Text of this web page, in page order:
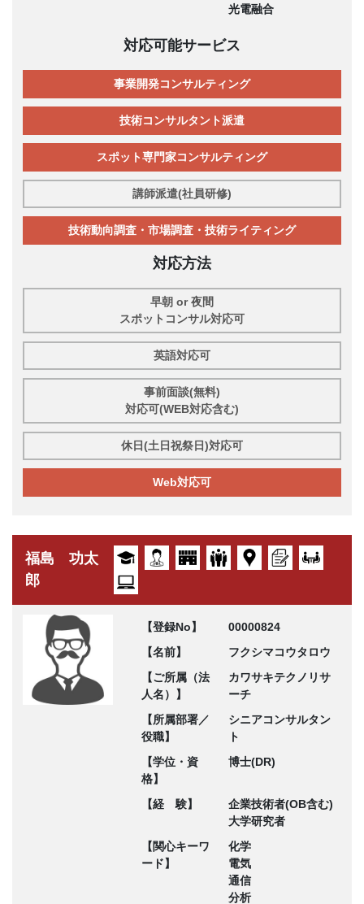
光電融合
対応可能サービス
事業開発コンサルティング
技術コンサルタント派遣
スポット専門家コンサルティング
講師派遣(社員研修)
技術動向調査・市場調査・技術ライティング
対応方法
早朝 or 夜間
スポットコンサル対応可
英語対応可
事前面談(無料)
対応可(WEB対応含む)
休日(土日祝祭日)対応可
Web対応可
福島 功太
郎
【登録No】
00000824
【名前】
フクシマコウタロウ
【ご所属（法
人名）】
カワサキテクノリサ
ーチ
【所属部署／
役職】
シニアコンサルタン
ト
【学位・資
格】
博士(DR)
【経 験】
企業技術者(OB含む)
大学研究者
【関心キーワ
ード】
化学
電気
通信
分析